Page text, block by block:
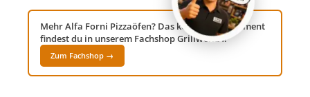
Mehr Alfa Forni Pizzaöfen? Das komplette Sortiment
findest du in unserem Fachshop Grillwelt24!
Zum Fachshop →